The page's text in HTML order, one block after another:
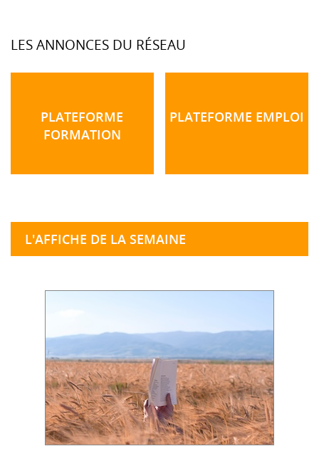
LES ANNONCES DU RÉSEAU
PLATEFORME
FORMATION
PLATEFORME EMPLOI
L'AFFICHE DE LA SEMAINE